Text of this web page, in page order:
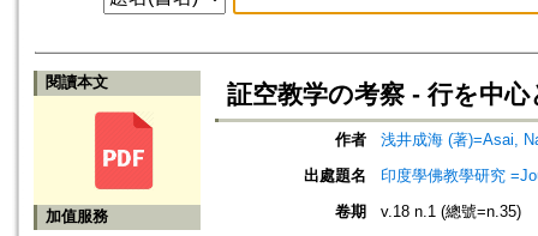
閱讀本文
加值服務
証空教学の考察 - 行を中
作者
浅井成海 (著)=Asai,
出處題名
印度學佛教學研究
卷期
v.18 n.1 (總號=n.35)